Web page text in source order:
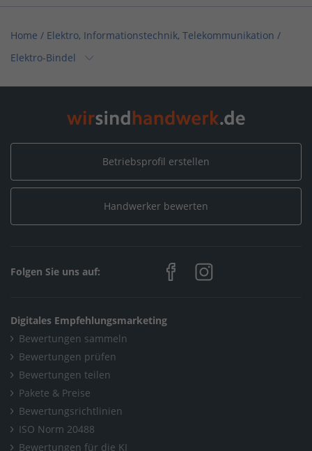
Home / Elektro, Informationstechnik, Telekommunikation /
Elektro-Bindel
Home / Friedrichroda / Elektro-Bindel
Betriebsprofil erstellen
Handwerker bewerten
Folgen Sie uns auf:
Digitales Empfehlungsmarketing
Bewertungen sammeln
Bewertungen prüfen
Bewertungen teilen
Pakete & Preise
Bewertungsrichtlinien
ISO Norm 20488
Bewertungen für die KI